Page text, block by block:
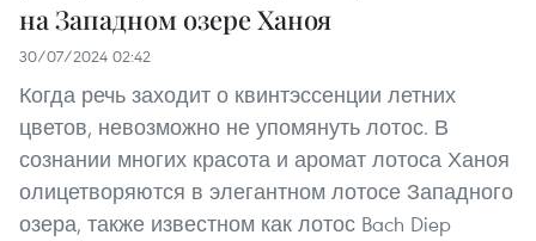
на Западном озере Ханоя
30/07/2024 02:42
Когда речь заходит о квинтэссенции летних
цветов, невозможно не упомянуть лотос. В
сознании многих красота и аромат лотоса Ханоя
олицетворяются в элегантном лотосе Западного
озера, также известном как лотос Bach Diep